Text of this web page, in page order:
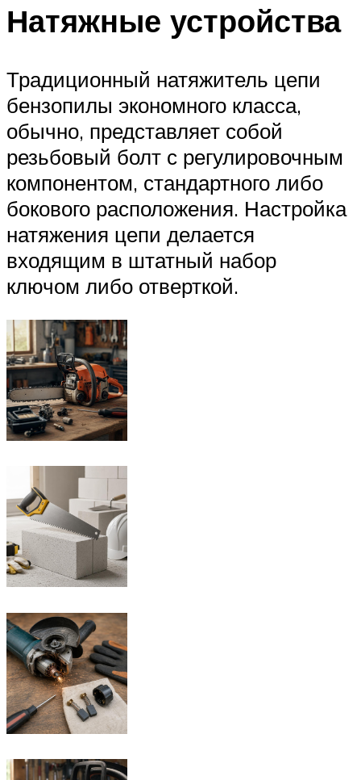
Натяжные устройства
Традиционный натяжитель цепи
бензопилы экономного класса,
обычно, представляет собой
резьбовый болт с регулировочным
компонентом, стандартного либо
бокового расположения. Настройка
натяжения цепи делается
входящим в штатный набор
ключом либо отверткой.